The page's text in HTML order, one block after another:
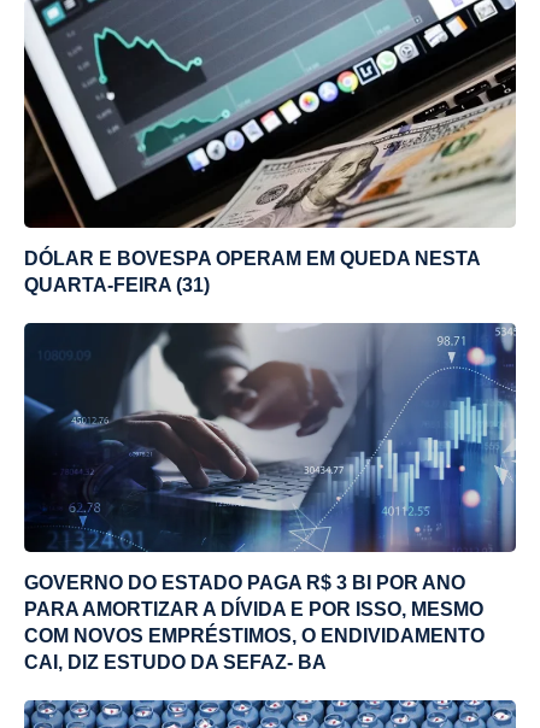
DÓLAR E BOVESPA OPERAM EM QUEDA NESTA
QUARTA-FEIRA (31)
GOVERNO DO ESTADO PAGA R$ 3 BI POR ANO
PARA AMORTIZAR A DÍVIDA E POR ISSO, MESMO
COM NOVOS EMPRÉSTIMOS, O ENDIVIDAMENTO
CAI, DIZ ESTUDO DA SEFAZ- BA